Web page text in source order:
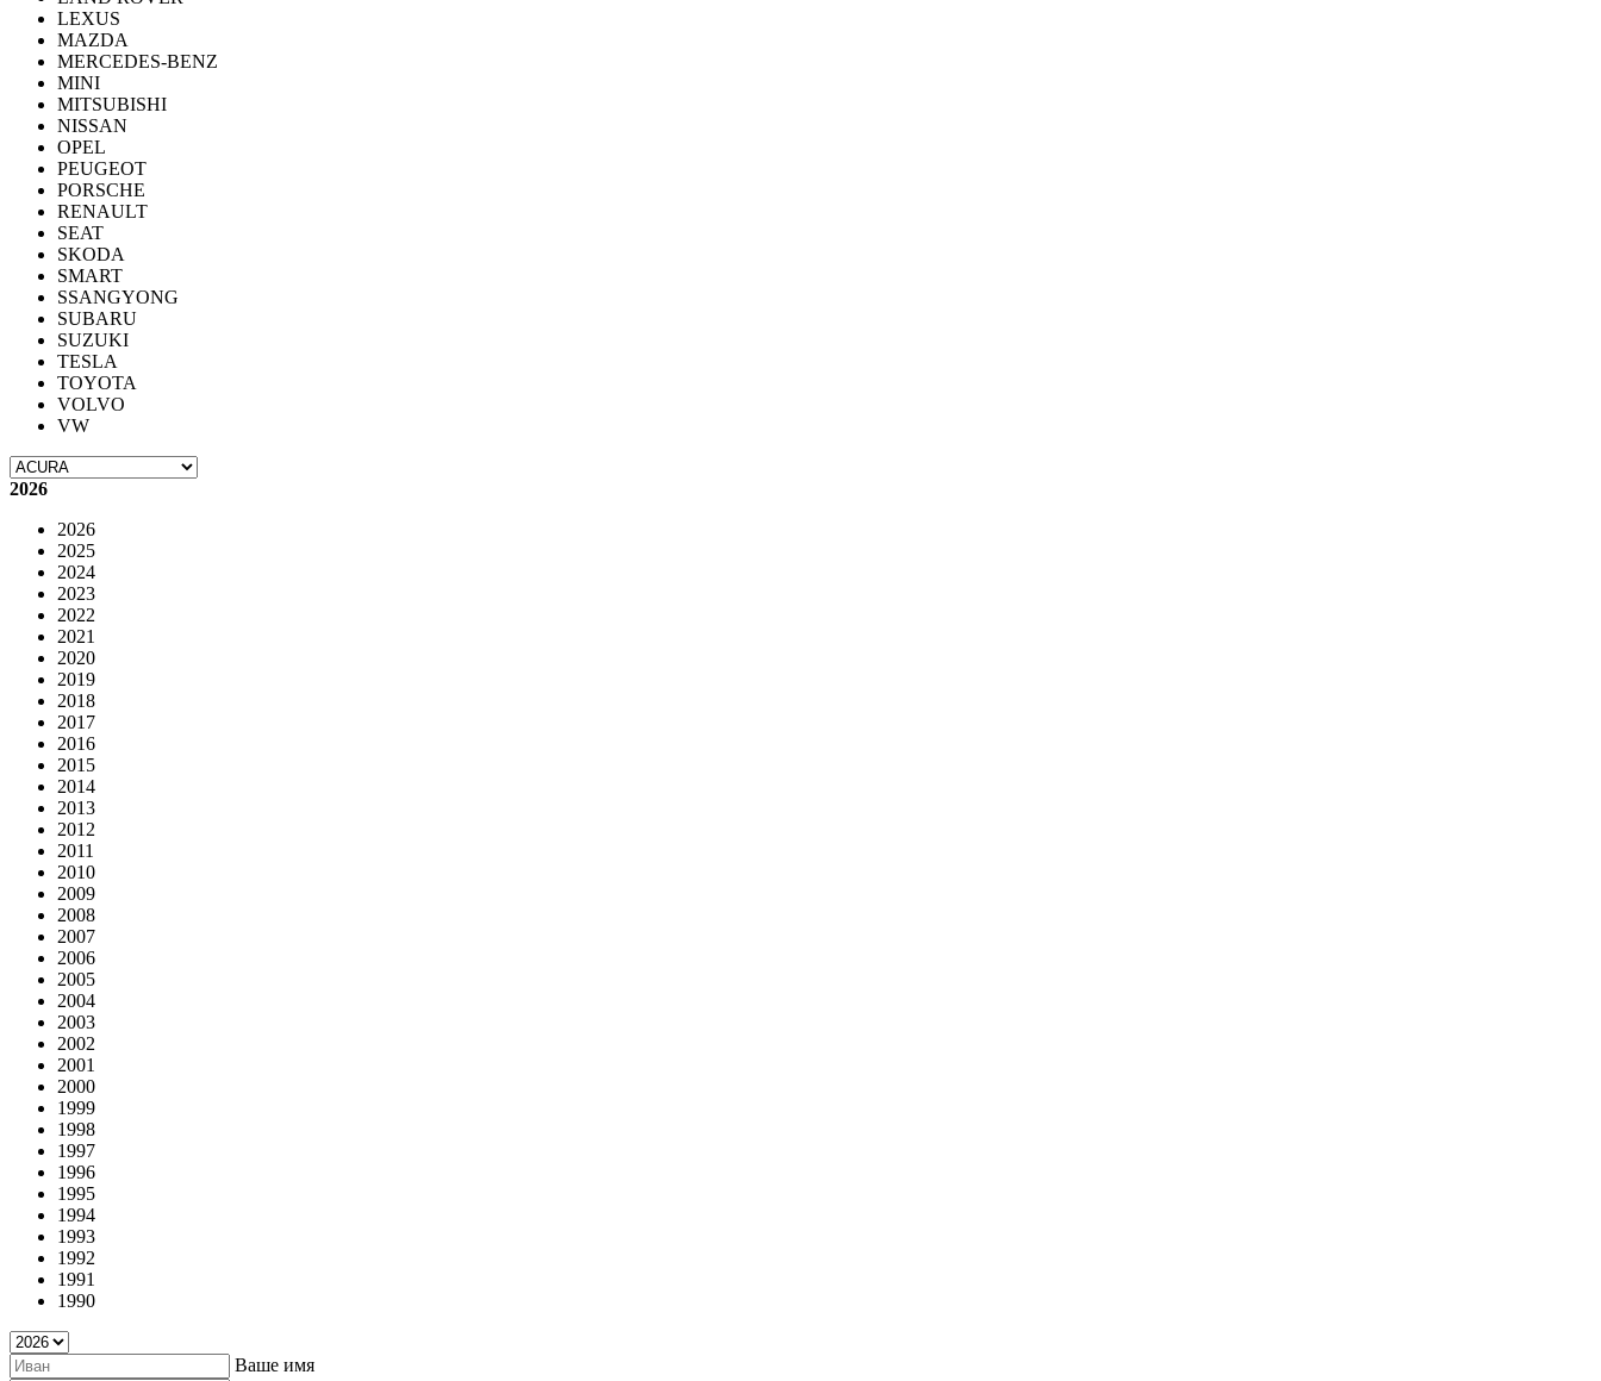
LEXUS
MAZDA
MERCEDES-BENZ
MINI
MITSUBISHI
NISSAN
OPEL
PEUGEOT
PORSCHE
RENAULT
SEAT
SKODA
SMART
SSANGYONG
SUBARU
SUZUKI
TESLA
TOYOTA
VOLVO
VW
2026
2026
2025
2024
2023
2022
2021
2020
2019
2018
2017
2016
2015
2014
2013
2012
2011
2010
2009
2008
2007
2006
2005
2004
2003
2002
2001
2000
1999
1998
1997
1996
1995
1994
1993
1992
1991
1990
Ваше имя